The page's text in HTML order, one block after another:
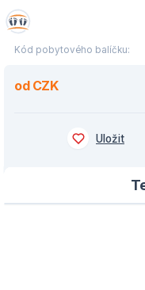
Kód pobytového balíčku:
od CZK
Uložit